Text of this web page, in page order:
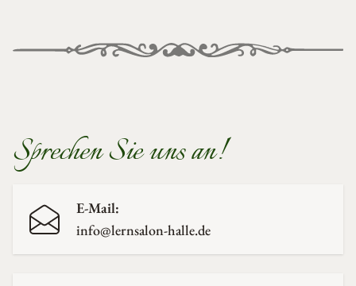
Sprechen Sie uns an!
E-Mail:
info@lernsalon-halle.de